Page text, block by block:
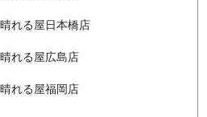
晴れる屋日本橋店
晴れる屋広島店
晴れる屋福岡店